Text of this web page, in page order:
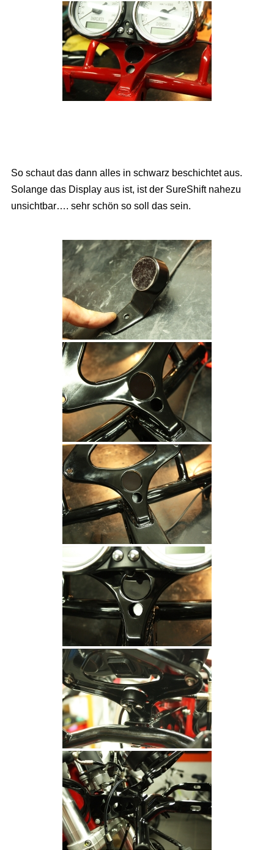
So schaut das dann alles in schwarz beschichtet aus.
Solange das Display aus ist, ist der SureShift nahezu
unsichtbar…. sehr schön so soll das sein.